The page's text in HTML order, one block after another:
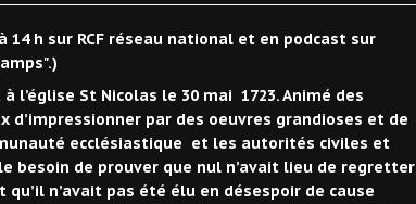
14 h sur RCF réseau national et en podcast sur
l’église St Nicolas le 30 mai 1723. Animé des
par des oeuvres grandioses et de
ecclésiastique et les autorités civiles et
besoin de prouver que nul n’avait lieu de regretter
qu’il n’avait pas été élu en désespoir de cause